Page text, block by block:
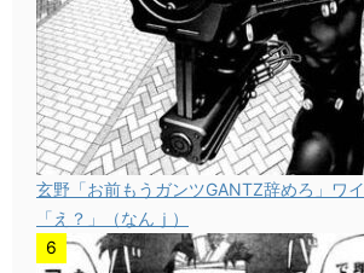
玄野「お前もうガンツGANTZ辞めろ」ワイ
「え？」（なんｊ）